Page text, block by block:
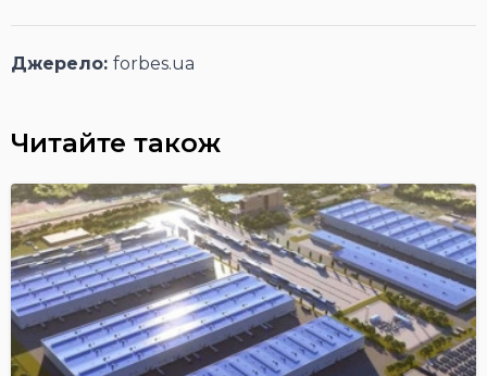
Джерело: forbes.ua
Читайте також